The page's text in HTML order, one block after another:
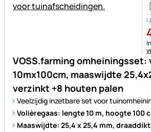
VOSS.farming omheiningsset:
10mx100cm, maaswijdte
verzinkt +8 houten palen
Veelzijdig inzetbare set voor
Volièregaas: lengte 10 m, hoogte 100
Maaswijdte: 25,4 x 25,4 mm,